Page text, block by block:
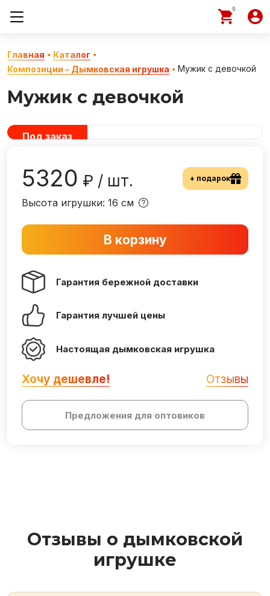
0
Главная
Каталог
Композиции - Дымковская игрушка
Мужик с девочкой
Мужик с девочкой
Под заказ
5320 ₽ / шт. + подарок
Высота игрушки: 16 см
В корзину
Гарантия бережной доставки
Гарантия лучшей цены
Настоящая дымковская игрушка
Хочу дешевле! Отзывы
Предложения для оптовиков
Отзывы о дымковской
игрушке